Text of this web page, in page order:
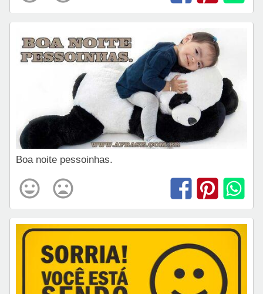
Boa noite pessoinhas.